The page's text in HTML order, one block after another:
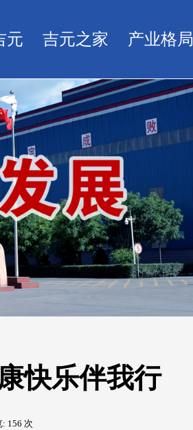
元 吉元之家 产业格局
快乐伴我行
: 156 次